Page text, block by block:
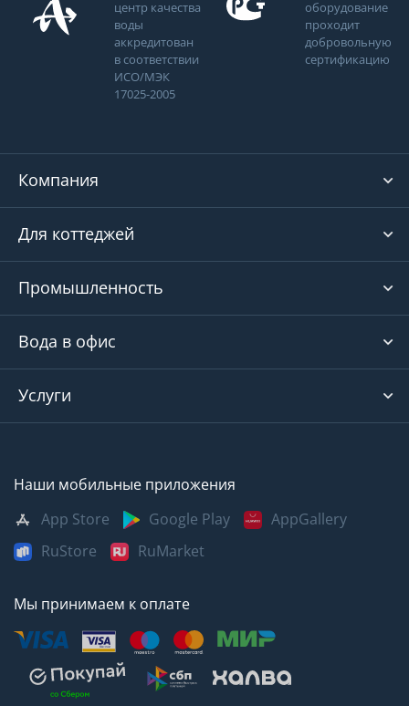
центр качества
воды
аккредитован
в соответствии
ИСО/МЭК
17025-2005
оборудование
проходит
добровольную
сертификацию
Компания
Для коттеджей
Промышленность
Вода в офис
Услуги
Наши мобильные приложения
App Store
Google Play
AppGallery
RuStore
RuMarket
Мы принимаем к оплате